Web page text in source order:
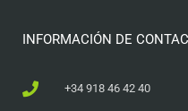
INFORMACIÓN DE
+34 918 46 42 40